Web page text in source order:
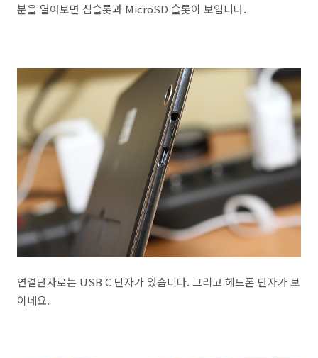
분을 열어보면 심슬롯과 MicroSD 슬롯이 보입니다.
연결단자로는 USB C 단자가 있습니다. 그리고 헤드폰 단자가 보
이네요.